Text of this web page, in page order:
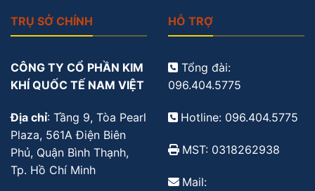
TRỤ SỞ CHÍNH
CÔNG TY CỔ PHẦN KIM
KHÍ QUỐC TẾ NAM VIỆT
Địa chỉ: Tầng 9, Tòa Pearl
Plaza, 561A Điện Biên
Phủ, Quận Bình Thạnh,
Tp. Hồ Chí Minh
HỖ TRỢ
Tổng đài:
096.404.5775
Hotline: 096.404.5775
MST: 0318262938
Mail: